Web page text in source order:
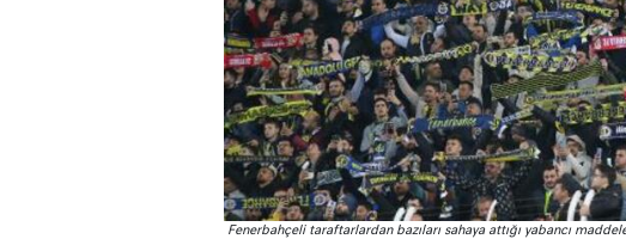
Fenerbahçeli taraftarlardan bazıları sahaya attığı yabancı